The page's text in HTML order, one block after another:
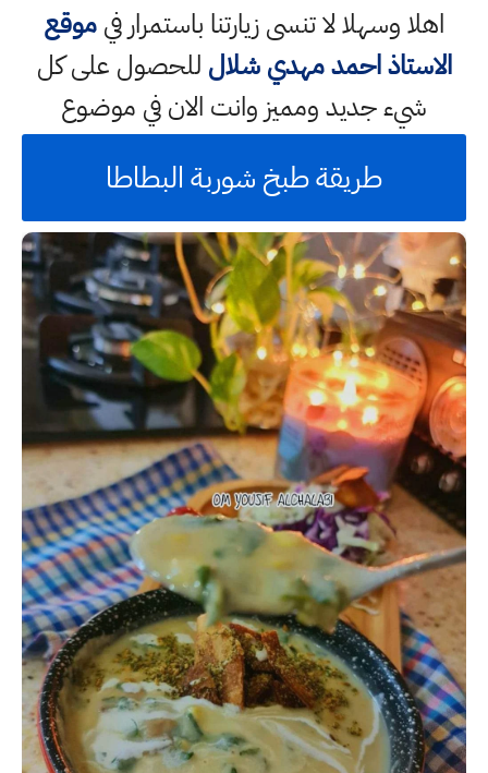
اهلا وسهلالا تنسى زيارتنا باستمرار فيموقع
الاستاذ احمد مهدي شلال للحصول على كل
شيء جديد ومميز وانت الان في موضوع
طريقة طبخ شوربة البطاطا